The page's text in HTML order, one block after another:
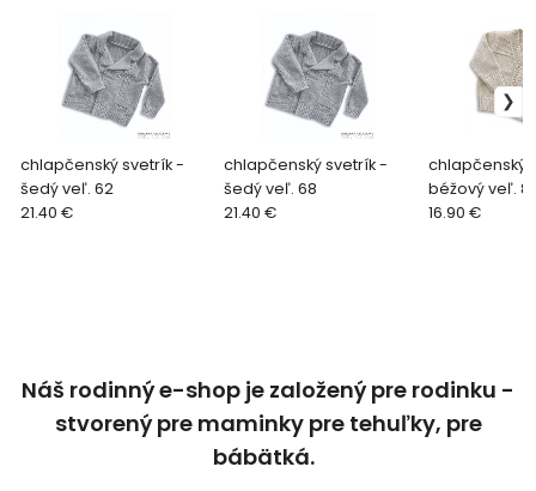
chlapčenský svetrík -
šedý veľ. 62
21.40 €
chlapčenský svetrík -
šedý veľ. 68
21.40 €
chlapčenský
béžový veľ.
16.90 €
Náš rodinný e-shop je založený pre rodinku -
stvorený pre maminky pre tehuľky, pre
bábätká.